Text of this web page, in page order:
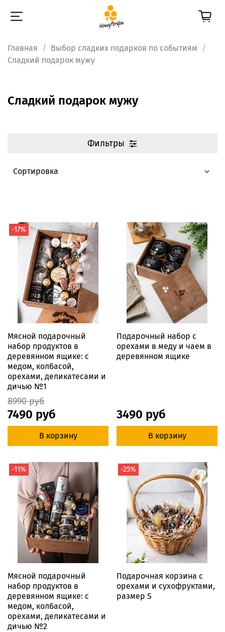
Главная
Выбор сладких подарков по событиям
Сладкий подарок мужу
Сладкий подарок мужу
Фильтры
-17%
Мясной подарочный
набор продуктов в
деревянном ящике: с
медом, колбасой,
орехами, деликатесами и
дичью №1
8990 руб
7490 руб
В корзину
Подарочный набор с
орехами в меду и чаем в
деревянном ящике
3490 руб
В корзину
-11%
Мясной подарочный
набор продуктов в
деревянном ящике: с
медом, колбасой,
орехами, деликатесами и
дичью №2
-25%
Подарочная корзина с
орехами и сухофруктами,
размер S